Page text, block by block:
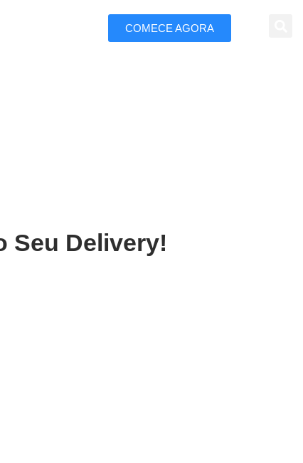
COMECE AGORA
Seu Delivery!